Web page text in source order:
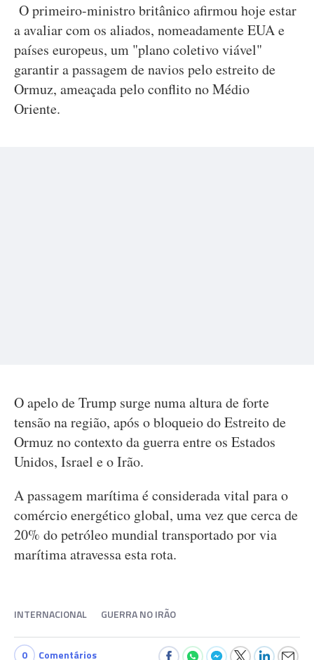
O primeiro-ministro britânico afirmou hoje estar
a avaliar com os aliados, nomeadamente EUA e
países europeus, um "plano coletivo viável"
garantir a passagem de navios pelo estreito de
Ormuz, ameaçada pelo conflito no Médio
Oriente.
O apelo de Trump surge numa altura de forte
tensão na região, após o bloqueio do Estreito de
Ormuz no contexto da guerra entre os Estados
Unidos, Israel e o Irão.
A passagem marítima é considerada vital para o
comércio energético global, uma vez que cerca de
20% do petróleo mundial transportado por via
marítima atravessa esta rota.
INTERNACIONAL GUERRA NO IRÃO
0 Comentários